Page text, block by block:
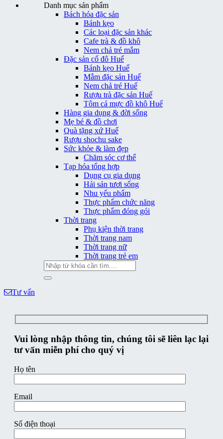
Danh mục sản phẩm
Bách hóa đặc sản
Bánh kẹo
Các loại đặc sản khác
Cafe trà & đồ khô
Nem chả tré mắm
Đặc sản cố đô Huế
Bánh kẹo Huế
Mắm đặc sản Huế
Nem chả tré Huế
Rượu trà đặc sản Huế
Tôm cá mực đồ khô Huế
Hàng gia dụng & đời sống
Mẹ bé & đồ chơi
Quà tặng xứ Huế
Rượu shochu sake
Sức khỏe & làm đẹp
Chăm sóc cơ thể
Tạp hóa tổng hợp
Dụng cụ gia dụng
Hải sản tươi sống
Nhu yếu phẩm
Thực phẩm chức năng
Thực phẩm đóng gói
Thời trang
Phụ kiện thời trang
Thời trang nam
Thời trang nữ
Thời trang trẻ em
Tìm
kiếm:
Tư vấn
Vui lòng nhập thông tin, chúng tôi sẽ liên lạc lại
tư vấn miễn phí cho quý vị
Họ tên
Email
Số điện thoại